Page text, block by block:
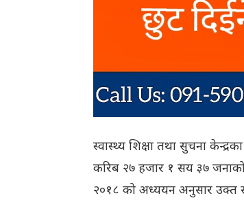
स्वास्थ्य शिक्षा तथा सुचना
करिब २७ हजार १ सय ३७
२०१८ को अध्ययन अनुसार उक्त